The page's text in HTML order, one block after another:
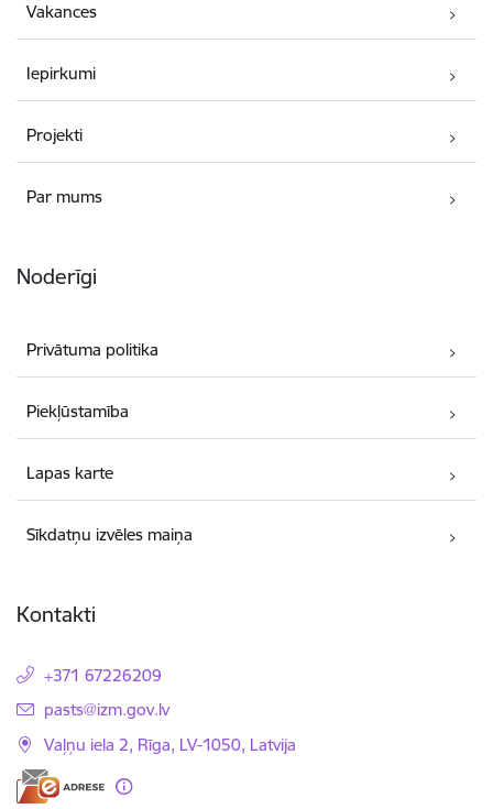
Vakances
Iepirkumi
Projekti
Par mums
Noderīgi
Privātuma politika
Piekļūstamība
Lapas karte
Sīkdatņu izvēles maiņa
Kontakti
+371 67226209
E-pasts:
pasts@izm.gov.lv
Vaļņu iela 2, Rīga, LV-1050, Latvija